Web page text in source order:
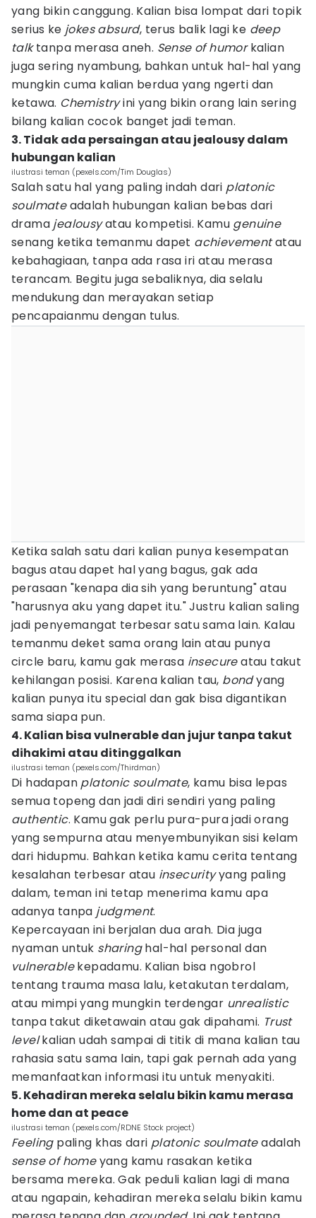
yang bikin canggung. Kalian bisa lompat dari topik
serius ke jokes absurd, terus balik lagi ke deep
talktanpa merasa aneh. Sense of humorkalian
juga sering nyambung, bahkan untuk hal-hal yang
mungkin cuma kalian berdua yang ngerti dan
ketawa. Chemistryini yang bikin orang lain sering
bilang kalian cocok banget jadi teman.
3. Tidak ada persaingan atau jealousy dalam
hubungan kalian
ilustrasi teman (pexels.com/Tim Douglas)
Salah satu hal yang paling indah dari platonic
soulmateadalah hubungan kalian bebas dari
drama jealousyatau kompetisi. Kamu genuine
senang ketika temanmu dapet achievementatau
kebahagiaan, tanpa ada rasa iri atau merasa
terancam. Begitu juga sebaliknya, dia selalu
mendukung dan merayakan setiap
pencapaianmu dengan tulus.
Ketika salah satu dari kalian punya kesempatan
bagus atau dapet hal yang bagus, gak ada
perasaan "kenapa dia sih yang beruntung" atau
"harusnya aku yang dapet itu." Justru kalian saling
jadi penyemangat terbesar satu sama lain. Kalau
temanmu deket sama orang lain atau punya
circle baru, kamu gak merasa insecureatau takut
kehilangan posisi. Karena kalian tau, bondyang
kalian punya itu special dan gak bisa digantikan
sama siapa pun.
4. Kalian bisa vulnerable dan jujur tanpa takut
dihakimi atau ditinggalkan
ilustrasi teman (pexels.com/Thirdman)
Di hadapan platonic soulmate, kamu bisa lepas
semua topeng dan jadi diri sendiri yang paling
authentic. Kamu gak perlu pura-pura jadi orang
yang sempurna atau menyembunyikan sisi kelam
dari hidupmu. Bahkan ketika kamu cerita tentang
kesalahan terbesar atau insecurityyang paling
dalam, teman ini tetap menerima kamu apa
adanya tanpa judgment.
Kepercayaan ini berjalan dua arah. Dia juga
nyaman untuk sharinghal-hal personal dan
vulnerablekepadamu. Kalian bisa ngobrol
tentang trauma masa lalu, ketakutan terdalam,
atau mimpi yang mungkin terdengar unrealistic
tanpa takut diketawain atau gak dipahami. Trust
levelkalian udah sampai di titik di mana kalian tau
rahasia satu sama lain, tapi gak pernah ada yang
memanfaatkan informasi itu untuk menyakiti.
5. Kehadiran mereka selalu bikin kamu merasa
home dan at peace
ilustrasi teman (pexels.com/RDNE Stock project)
Feelingpaling khas dari platonic soulmateadalah
sense of homeyang kamu rasakan ketika
bersama mereka. Gak peduli kalian lagi di mana
atau ngapain, kehadiran mereka selalu bikin kamu